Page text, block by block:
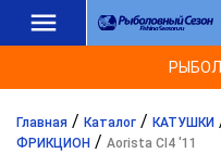
Главная / Каталог / КАТУШКИ
ФРИКЦИОН / Aorista CI4 '11